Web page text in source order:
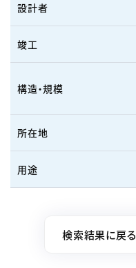
設計者
竣工
構造・規模
所在地
用途
検索結果に戻る